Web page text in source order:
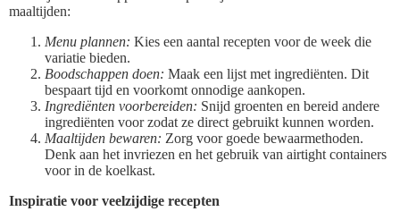
maaltijden:
Menu plannen: Kies een aantal recepten voor de week die
variatie bieden.
Boodschappen doen: Maak een lijst met ingrediënten. Dit
bespaart tijd en voorkomt onnodige aankopen.
Ingrediënten voorbereiden: Snijd groenten en bereid andere
ingrediënten voor zodat ze direct gebruikt kunnen worden.
Maaltijden bewaren: Zorg voor goede bewaarmethoden.
Denk aan het invriezen en het gebruik van airtight containers
voor in de koelkast.
Inspiratie voor veelzijdige recepten